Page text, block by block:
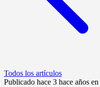
Todos los artículos
Publicado hace 3 hace años en